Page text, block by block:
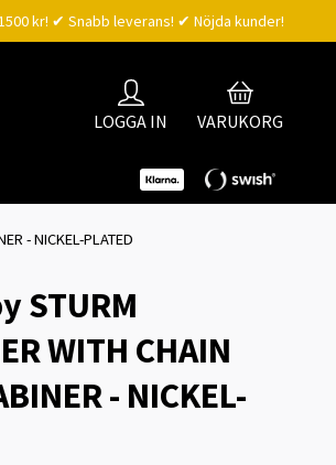
kr! ✔ Snabb leverans! ✔ Nöjda kunder!
LOGGA IN VARUKORG
- NICKEL-PLATED
STURM
WITH CHAIN
- NICKEL-